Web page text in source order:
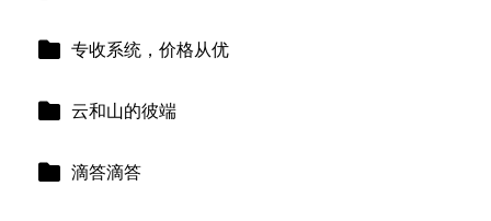
专收系统，价格从优
云和山的彼端
滴答滴答